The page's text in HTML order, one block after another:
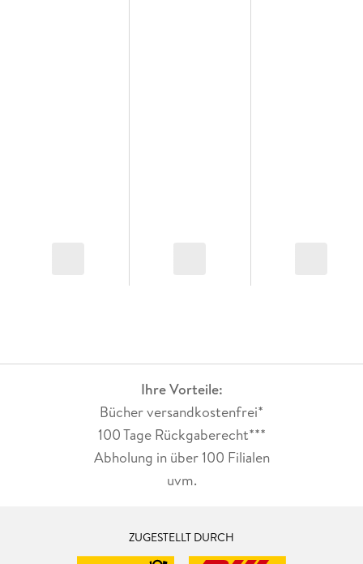
Ihre Vorteile:
Bücher versandkostenfrei*
100 Tage Rückgaberecht***
Abholung in über 100 Filialen
uvm.
ZUGESTELLT DURCH